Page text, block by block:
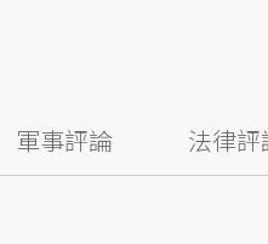
軍事評論 法律評